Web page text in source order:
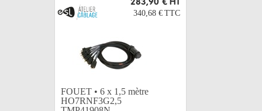
283,90 € HT
340,68 € TTC
FOUET • 6 x 1,5 mètre
HO7RNF3G2,5